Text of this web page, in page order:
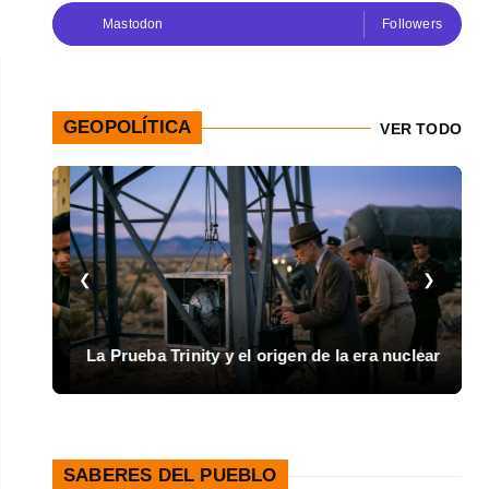
Mastodon Followers
GEOPOLÍTICA VER TODO
❮
La Prueba Trinity y el origen de la era nuclear
❯
SABERES DEL PUEBLO